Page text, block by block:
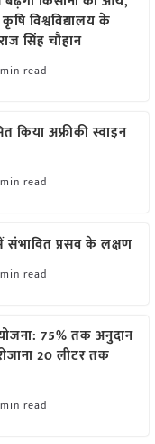
कृषि विश्वविद्यालय के
सिंह चौहान
read
अफ्रीकी स्वाइन
read
प्रसव के लक्षण
read
75% तक अनुदान
20 लीटर तक
read